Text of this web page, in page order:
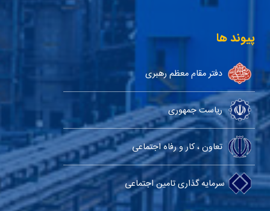
پیوند ها
دفتر مقام معظم رهبری
ریاست جمهوری
تعاون ، کار و رفاه اجتماعی
سرمایه گذاری تامین اجتماعی